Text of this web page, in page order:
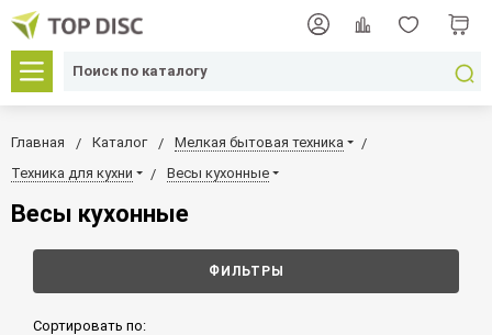
Главная Каталог
Мелкая бытовая техника
Техника для кухни
Весы кухонные
Весы кухонные
ФИЛЬТРЫ
Сортировать по: